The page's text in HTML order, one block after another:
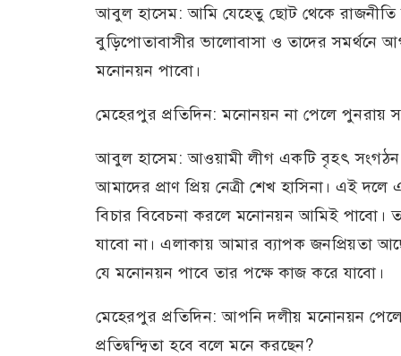
আবুল হাসেম: আমি যেহেতু ছোট থেকে
বুড়িপোতাবাসীর ভালোবাসা ও তাদের সমর্থনে
মনোনয়ন পাবো।
মেহেরপুর প্রতিদিন: মনোনয়ন না পেলে পুনরায়
আবুল হাসেম: আওয়ামী লীগ একটি বৃহৎ সংগঠন।
আমাদের প্রাণ প্রিয় নেত্রী শেখ হাসিনা। এই
বিচার বিবেচনা করলে মনোনয়ন আমিই পাবো।
যাবো না। এলাকায় আমার ব্যাপক জনপ্রিয়তা
যে মনোনয়ন পাবে তার পক্ষে কাজ করে যাবো।
মেহেরপুর প্রতিদিন: আপনি দলীয় মনোনয়ন
প্রতিদ্বন্দ্বিতা হবে বলে মনে করছেন?